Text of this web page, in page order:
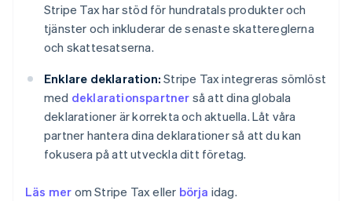
Stripe Tax har stöd för hundratals produkter och
tjänster och inkluderar de senaste skattereglerna
och skattesatserna.
Enklare deklaration: Stripe Tax integreras sömlöst
med deklarationspartner så att dina globala
deklarationer är korrekta och aktuella. Låt våra
partner hantera dina deklarationer så att du kan
fokusera på att utveckla ditt företag.
Läs mer om Stripe Tax eller börja idag.